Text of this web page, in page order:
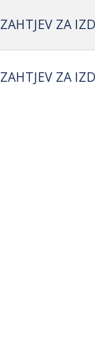
document
ZAHTJEV ZA
document
ZAHTJEV ZA